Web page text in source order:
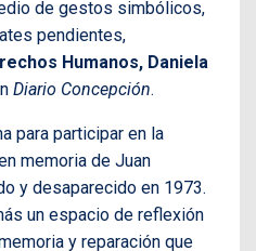
de gestos simbólicos,
pendientes,
Humanos, Daniela
Diario Concepción.
para participar en la
memoria de Juan
y desaparecido en 1973.
un espacio de reflexión
y reparación que